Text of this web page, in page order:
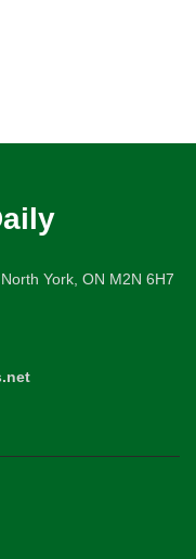
York, ON M2N 6H7